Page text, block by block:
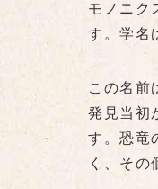
モノニク
す。学名
この名前
発見当初
す。恐竜
く、その